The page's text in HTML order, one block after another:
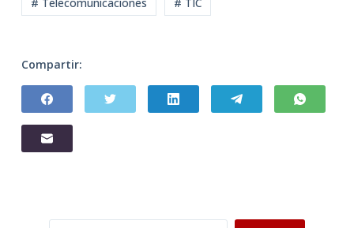
# Telecomunicaciones # TIC
Compartir: